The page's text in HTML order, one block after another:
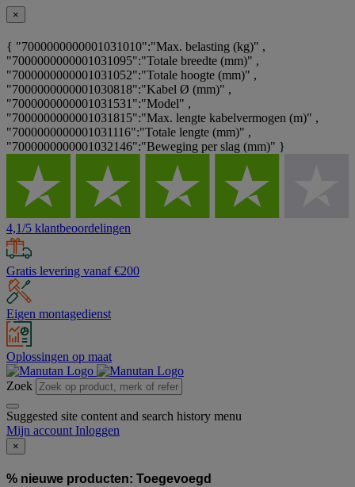
×
{ "7000000000001031010":"Max. belasting (kg)" ,
"7000000000001031095":"Totale breedte (mm)" ,
"7000000000001031052":"Totale hoogte (mm)" ,
"7000000000001030818":"Kabel Ø (mm)" ,
"7000000000001031531":"Model" ,
"7000000000001031815":"Max. lengte kabelvermogen (m)" ,
"7000000000001031116":"Totale lengte (mm)" ,
"7000000000001032146":"Beweging per slag (mm)" }
4,1/5 klantbeoordelingen
Gratis levering vanaf €200
Eigen montagedienst
Oplossingen op maat
Zoek
Suggested site content and search history menu
Mijn account Inloggen
×
% nieuwe producten: Toegevoegd